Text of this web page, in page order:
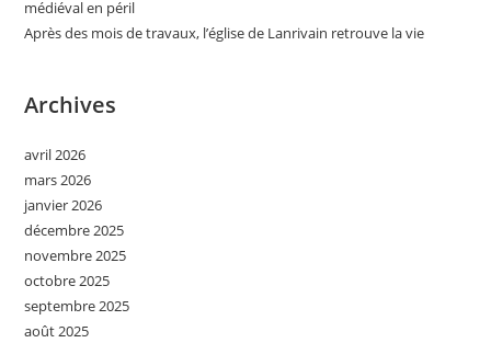
médiéval en péril
Après des mois de travaux, l’église de Lanrivain retrouve la vie
Archives
avril 2026
mars 2026
janvier 2026
décembre 2025
novembre 2025
octobre 2025
septembre 2025
août 2025